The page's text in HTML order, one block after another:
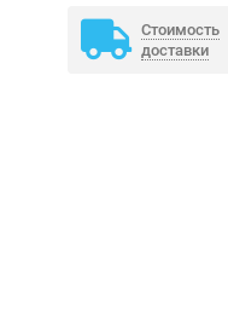
Стоимость
доставки